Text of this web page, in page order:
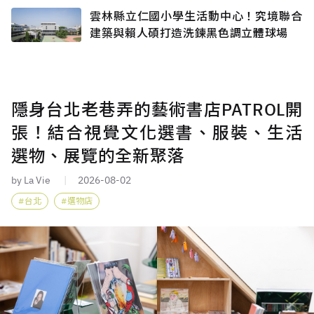
雲林縣立仁國小學生活動中心！究境聯合
建築與賴人碩打造洗鍊黑色調立體球場
隱身台北老巷弄的藝術書店PATROL開
張！結合視覺文化選書、服裝、生活
選物、展覽的全新聚落
by La Vie 2026-08-02
台北 選物店